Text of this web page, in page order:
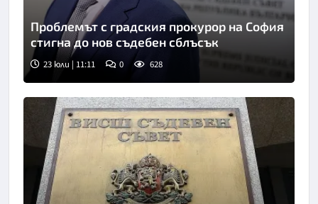
Снимка: БТА
Проблемът с градския прокурор на София
стигна до нов съдебен сблъсък
23 юли | 11:11 0 628